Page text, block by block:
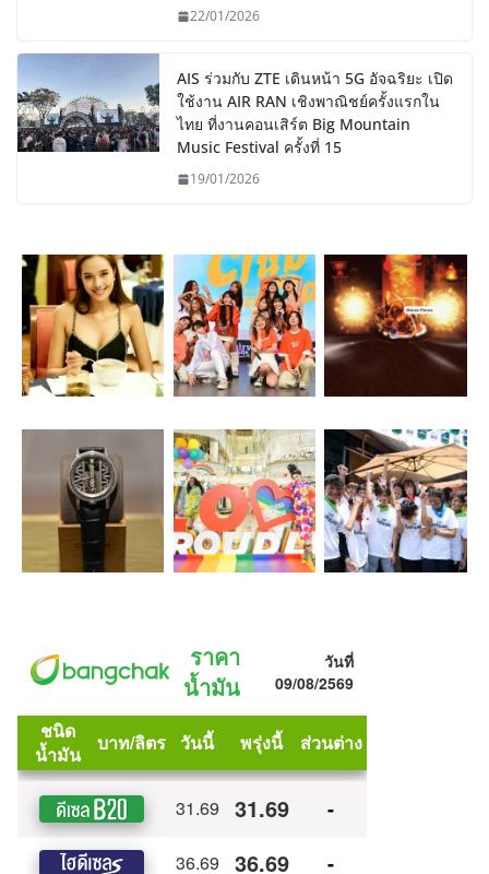
22/01/2026
AIS ร่วมกับ ZTE เดินหน้า 5G อัจฉริยะ เปิด
ใช้งาน AIR RAN เชิงพาณิชย์ครั้งแรกใน
ไทย ที่งานคอนเสิร์ต Big Mountain
Music Festival ครั้งที่ 15
19/01/2026